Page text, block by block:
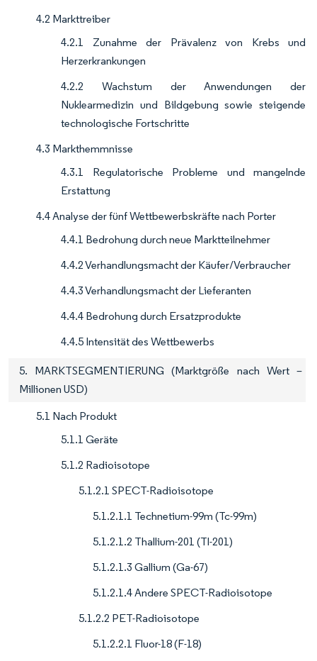
4.2 Markttreiber
4.2.1 Zunahme der Prävalenz von Krebs und
Herzerkrankungen
4.2.2 Wachstum der Anwendungen der
Nuklearmedizin und Bildgebung sowie steigende
technologische Fortschritte
4.3 Markthemmnisse
4.3.1 Regulatorische Probleme und mangelnde
Erstattung
4.4 Analyse der fünf Wettbewerbskräfte nach Porter
4.4.1 Bedrohung durch neue Marktteilnehmer
4.4.2 Verhandlungsmacht der Käufer/Verbraucher
4.4.3 Verhandlungsmacht der Lieferanten
4.4.4 Bedrohung durch Ersatzprodukte
4.4.5 Intensität des Wettbewerbs
5. MARKTSEGMENTIERUNG (Marktgröße nach Wert –
Millionen USD)
5.1 Nach Produkt
5.1.1 Geräte
5.1.2 Radioisotope
5.1.2.1 SPECT-Radioisotope
5.1.2.1.1 Technetium-99m (Tc-99m)
5.1.2.1.2 Thallium-201 (Tl-201)
5.1.2.1.3 Gallium (Ga-67)
5.1.2.1.4 Andere SPECT-Radioisotope
5.1.2.2 PET-Radioisotope
5.1.2.2.1 Fluor-18 (F-18)